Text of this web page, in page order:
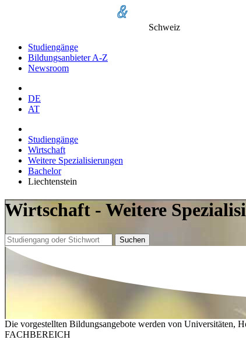
Schweiz
Studiengänge
Bildungsanbieter A-Z
Newsroom
DE
AT
Studiengänge
Wirtschaft
Weitere Spezialisierungen
Bachelor
Liechtenstein
Wirtschaft - Weitere
Suchen
Die vorgestellten Bildungsangebote werden von Universitäten,
FACHBEREICH